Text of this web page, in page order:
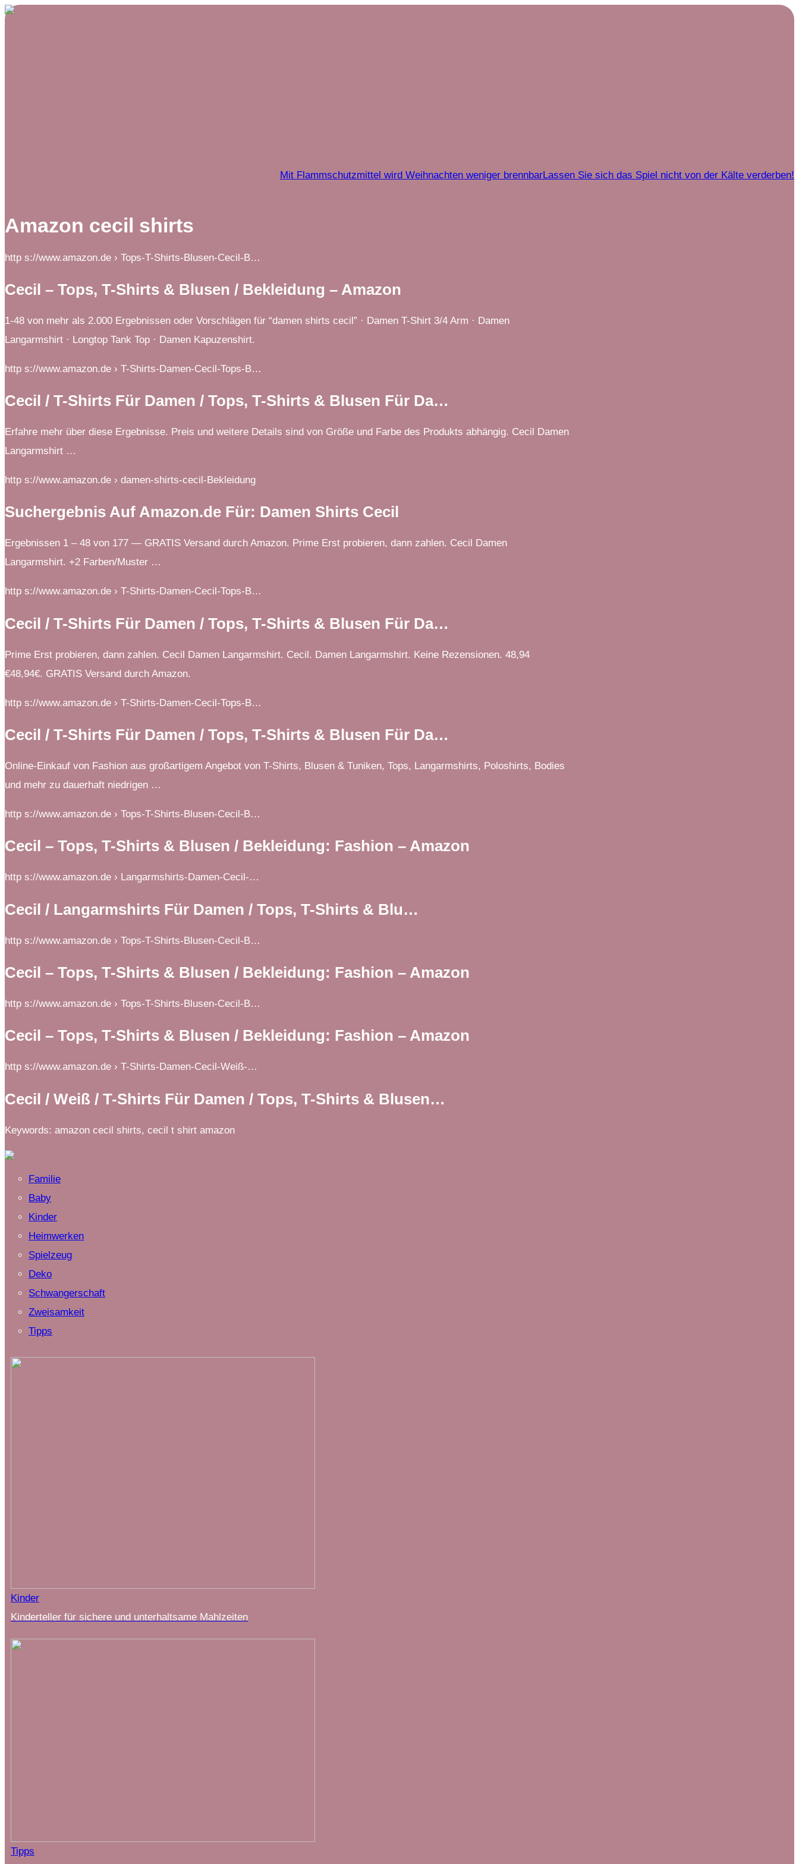
Lassen Sie sich das Spiel nicht von der Kälte verderben!
Mit Flammschutzmittel wird Weihnachten weniger brennbar
Amazon cecil shirts
http s://www.amazon.de › Tops-T-Shirts-Blusen-Cecil-B…
Cecil – Tops, T-Shirts & Blusen / Bekleidung – Amazon
1-48 von mehr als 2.000 Ergebnissen oder Vorschlägen für “damen shirts cecil” · Damen T-Shirt 3/4 Arm · Damen
Langarmshirt · Longtop Tank Top · Damen Kapuzenshirt.
http s://www.amazon.de › T-Shirts-Damen-Cecil-Tops-B…
Cecil / T-Shirts Für Damen / Tops, T-Shirts & Blusen Für Da…
Erfahre mehr über diese Ergebnisse. Preis und weitere Details sind von Größe und Farbe des Produkts abhängig. Cecil Damen
Langarmshirt …
http s://www.amazon.de › damen-shirts-cecil-Bekleidung
Suchergebnis Auf Amazon.de Für: Damen Shirts Cecil
Ergebnissen 1 – 48 von 177 — GRATIS Versand durch Amazon. Prime Erst probieren, dann zahlen. Cecil Damen
Langarmshirt. +2 Farben/Muster …
http s://www.amazon.de › T-Shirts-Damen-Cecil-Tops-B…
Cecil / T-Shirts Für Damen / Tops, T-Shirts & Blusen Für Da…
Prime Erst probieren, dann zahlen. Cecil Damen Langarmshirt. Cecil. Damen Langarmshirt. Keine Rezensionen. 48,94
€48,94€. GRATIS Versand durch Amazon.
http s://www.amazon.de › T-Shirts-Damen-Cecil-Tops-B…
Cecil / T-Shirts Für Damen / Tops, T-Shirts & Blusen Für Da…
Online-Einkauf von Fashion aus großartigem Angebot von T-Shirts, Blusen & Tuniken, Tops, Langarmshirts, Poloshirts, Bodies
und mehr zu dauerhaft niedrigen …
http s://www.amazon.de › Tops-T-Shirts-Blusen-Cecil-B…
Cecil – Tops, T-Shirts & Blusen / Bekleidung: Fashion – Amazon
http s://www.amazon.de › Langarmshirts-Damen-Cecil-…
Cecil / Langarmshirts Für Damen / Tops, T-Shirts & Blu…
http s://www.amazon.de › Tops-T-Shirts-Blusen-Cecil-B…
Cecil – Tops, T-Shirts & Blusen / Bekleidung: Fashion – Amazon
http s://www.amazon.de › Tops-T-Shirts-Blusen-Cecil-B…
Cecil – Tops, T-Shirts & Blusen / Bekleidung: Fashion – Amazon
http s://www.amazon.de › T-Shirts-Damen-Cecil-Weiß-…
Cecil / Weiß / T-Shirts Für Damen / Tops, T-Shirts & Blusen…
Keywords: amazon cecil shirts, cecil t shirt amazon
Familie
Baby
Kinder
Heimwerken
Spielzeug
Deko
Schwangerschaft
Zweisamkeit
Tipps
Kinder
Kinderteller für sichere und unterhaltsame Mahlzeiten
Tipps